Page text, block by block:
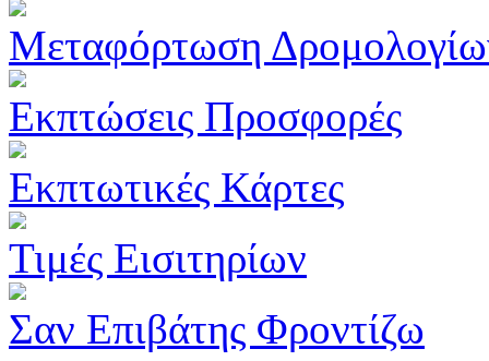
Μεταφόρτωση
Εκπτώσεις Προσφορές
Εκπτωτικές Κάρτες
Τιμές Εισιτηρίων
Σαν Επιβάτης Φροντίζω